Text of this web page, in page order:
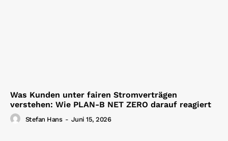
Was Kunden unter fairen Stromverträgen
verstehen: Wie PLAN-B NET ZERO darauf reagiert
Stefan Hans - Juni 15, 2026